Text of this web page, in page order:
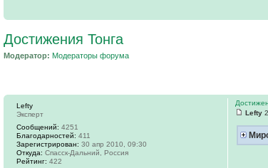
Достижения Тонга
Модератор: Модераторы форума
Lefty
Lefty
Эксперт
Сообщений: 4251
Благодарностей: 411
Зарегистрирован: 30 апр 2010, 09:30
Откуда: Спасск-Дальний, Россия
Рейтинг: 422